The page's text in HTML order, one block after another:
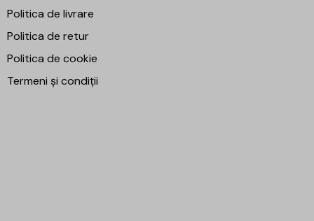
Politica de livrare
Politica de retur
Politica de cookie
Termeni și condiții